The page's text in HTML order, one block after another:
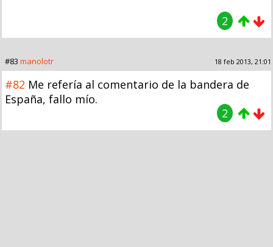
2
#83 manolotr 18 feb 2013, 21:01
#82 Me refería al comentario de la bandera de
España, fallo mío.
2